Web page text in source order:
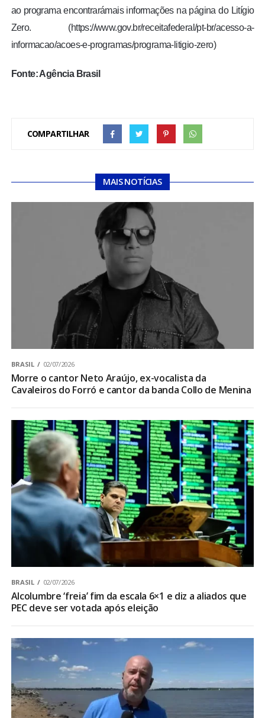
ao programa encontrarámais informações na página do Litígio
Zero. (https://www.gov.br/receitafederal/pt-br/acesso-a-
informacao/acoes-e-programas/programa-litigio-zero)
Fonte: Agência Brasil
COMPARTILHAR
MAIS NOTÍCIAS
BRASIL 02/07/2026
Morre o cantor Neto Araújo, ex-vocalista da
Cavaleiros do Forró e cantor da banda Collo de Menina
BRASIL 02/07/2026
Alcolumbre ‘freia’ fim da escala 6×1 e diz a aliados que
PEC deve ser votada após eleição